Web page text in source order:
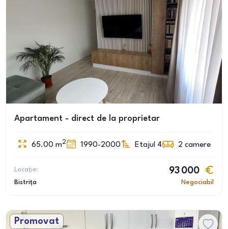
Apartament - direct de la proprietar
65.00 m2 1990-2000 Etajul 4 2 camere
Locație:
Bistrița
93 000
Negociabil
Promovat